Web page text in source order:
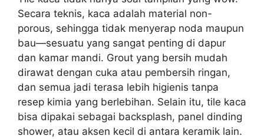
Secara teknis, kaca adalah material non-
porous, sehingga tidak menyerap noda maupun
bau—sesuatu yang sangat penting di dapur
dan kamar mandi. Grout yang bersih mudah
dirawat dengan cuka atau pembersih ringan,
dan semua jadi terasa lebih higienis tanpa
resep kimia yang berlebihan. Selain itu, tile kaca
bisa dipakai sebagai backsplash, panel dinding
shower, atau aksen kecil di antara keramik lain.